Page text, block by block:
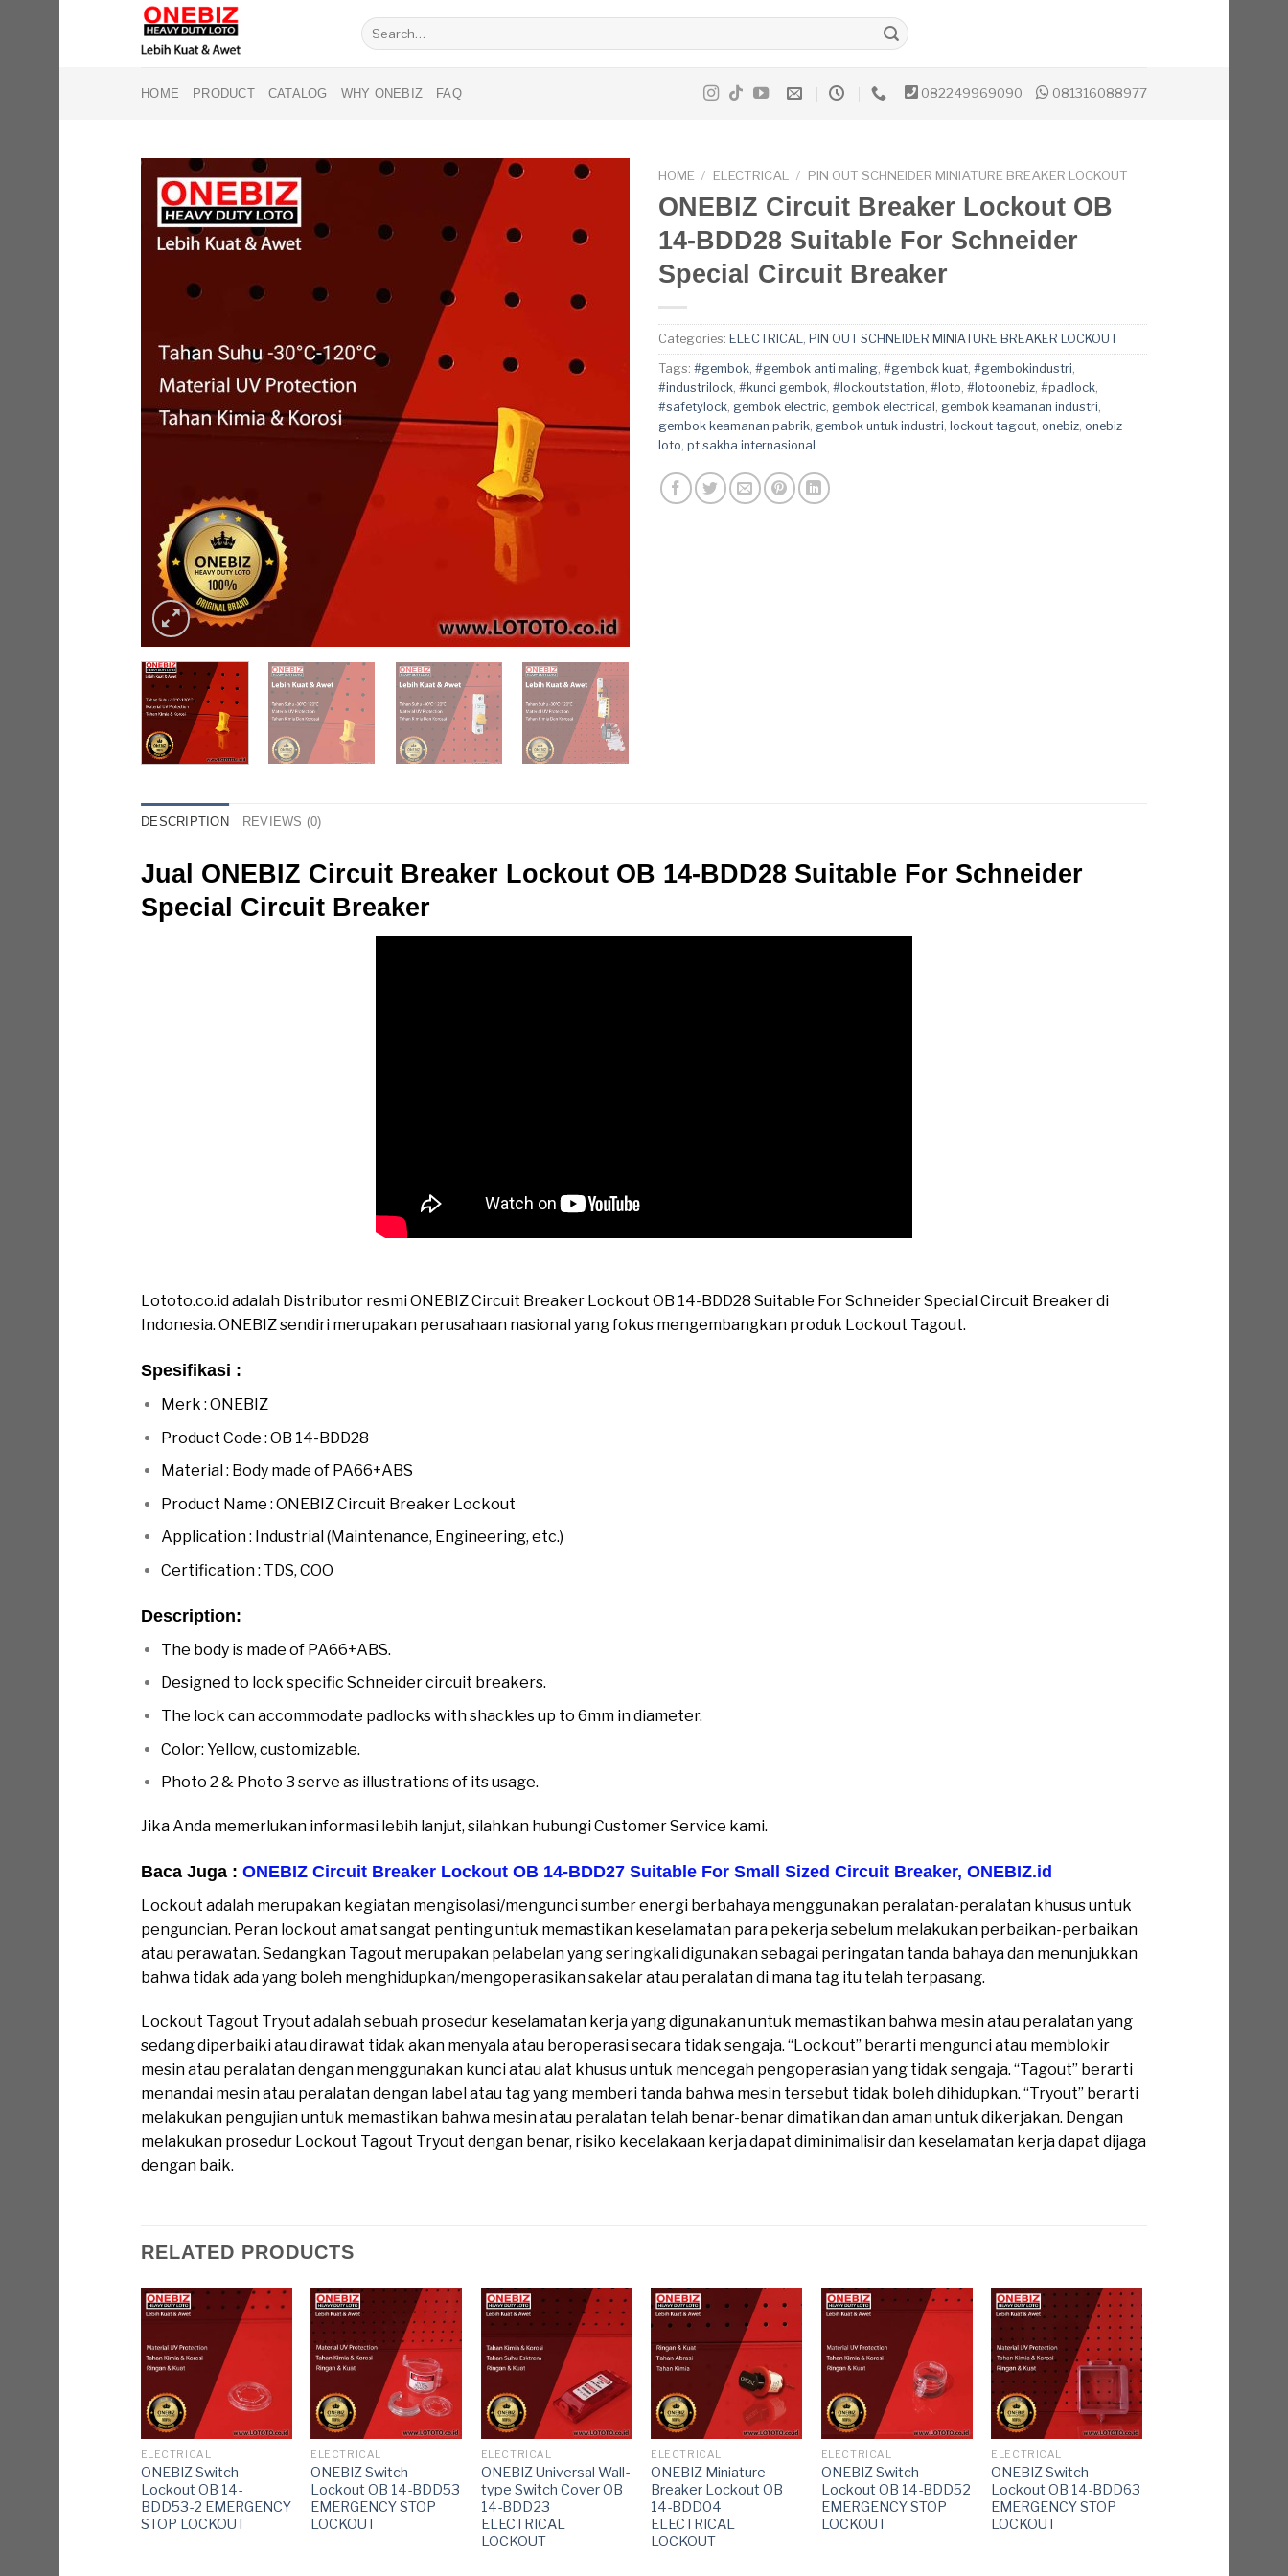
Search
for:
HOME PRODUCT CATALOG WHY ONEBIZ FAQ 082249969090 081316088977
HOME / ELECTRICAL / PIN OUT SCHNEIDER MINIATURE BREAKER LOCKOUT
ONEBIZ Circuit Breaker Lockout OB
14-BDD28 Suitable For Schneider
Special Circuit Breaker
Categories: ELECTRICAL PIN OUT SCHNEIDER MINIATURE BREAKER LOCKOUT
Tags: #gembok #gembok anti maling #gembok kuat #gembokindustri
#industrilock #kunci gembok #lockoutstation #loto #lotoonebiz #padlock
#safetylock gembok electric gembok electrical gembok keamanan industri
gembok keamanan pabrik gembok untuk industri lockout tagout onebiz onebiz
loto pt sakha internasional
DESCRIPTION REVIEWS (0)
Jual ONEBIZ Circuit Breaker Lockout OB 14-BDD28 Suitable For Schneider
Special Circuit Breaker
Lototo.co.id adalah Distributor resmi ONEBIZ Circuit Breaker Lockout OB 14-BDD28 Suitable For Schneider Special Circuit Breaker di
Indonesia. ONEBIZ sendiri merupakan perusahaan nasional yang fokus mengembangkan produk Lockout Tagout.
Spesifikasi :
Merk : ONEBIZ
Product Code : OB 14-BDD28
Material : Body made of PA66+ABS
Product Name : ONEBIZ Circuit Breaker Lockout
Application : Industrial (Maintenance, Engineering, etc.)
Certification : TDS, COO
Description:
The body is made of PA66+ABS.
Designed to lock specific Schneider circuit breakers.
The lock can accommodate padlocks with shackles up to 6mm in diameter.
Color: Yellow, customizable.
Photo 2 & Photo 3 serve as illustrations of its usage.
Jika Anda memerlukan informasi lebih lanjut, silahkan hubungi Customer Service kami.
Baca Juga : ONEBIZ Circuit Breaker Lockout OB 14-BDD27 Suitable For Small Sized Circuit Breaker, ONEBIZ.id
Lockout adalah merupakan kegiatan mengisolasi/mengunci sumber energi berbahaya menggunakan peralatan-peralatan khusus untuk
penguncian. Peran lockout amat sangat penting untuk memastikan keselamatan para pekerja sebelum melakukan perbaikan-perbaikan
atau perawatan. Sedangkan Tagout merupakan pelabelan yang seringkali digunakan sebagai peringatan tanda bahaya dan menunjukkan
bahwa tidak ada yang boleh menghidupkan/mengoperasikan sakelar atau peralatan di mana tag itu telah terpasang.
Lockout Tagout Tryout adalah sebuah prosedur keselamatan kerja yang digunakan untuk memastikan bahwa mesin atau peralatan yang
sedang diperbaiki atau dirawat tidak akan menyala atau beroperasi secara tidak sengaja. “Lockout” berarti mengunci atau memblokir
mesin atau peralatan dengan menggunakan kunci atau alat khusus untuk mencegah pengoperasian yang tidak sengaja. “Tagout” berarti
menandai mesin atau peralatan dengan label atau tag yang memberi tanda bahwa mesin tersebut tidak boleh dihidupkan. “Tryout” berarti
melakukan pengujian untuk memastikan bahwa mesin atau peralatan telah benar-benar dimatikan dan aman untuk dikerjakan. Dengan
melakukan prosedur Lockout Tagout Tryout dengan benar, risiko kecelakaan kerja dapat diminimalisir dan keselamatan kerja dapat dijaga
dengan baik.
RELATED PRODUCTS
ELECTRICAL
ONEBIZ Switch
Lockout OB 14-
BDD53-2 EMERGENCY
STOP LOCKOUT
ELECTRICAL
ONEBIZ Switch
Lockout OB 14-BDD53
EMERGENCY STOP
LOCKOUT
ELECTRICAL
ONEBIZ Universal Wall-
type Switch Cover OB
14-BDD23
ELECTRICAL
LOCKOUT
ELECTRICAL
ONEBIZ Miniature
Breaker Lockout OB
14-BDD04
ELECTRICAL
LOCKOUT
ELECTRICAL
ONEBIZ Switch
Lockout OB 14-BDD52
EMERGENCY STOP
LOCKOUT
ELECTRICAL
ONEBIZ Switch
Lockout OB 14-BDD63
EMERGENCY STOP
LOCKOUT